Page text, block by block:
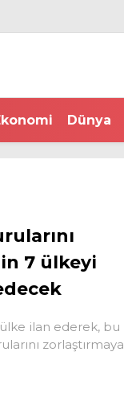
Dünya
7 ülkeyi
ilan ederek, bu
zorlaştırmaya